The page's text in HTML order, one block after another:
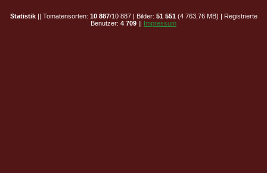
Statistik|| Tomatensorten: 10 887/10 887 | Bilder: 51 551 (4 763,76 MB) | Registrierte
Benutzer: 4 709 || Impressum